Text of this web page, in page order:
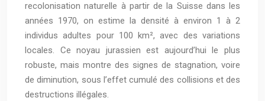
recolonisation naturelle à partir de la Suisse dans les
années 1970, on estime la densité à environ 1 à 2
individus adultes pour 100 km², avec des variations
locales. Ce noyau jurassien est aujourd’hui le plus
robuste, mais montre des signes de stagnation, voire
de diminution, sous l’effet cumulé des collisions et des
destructions illégales.